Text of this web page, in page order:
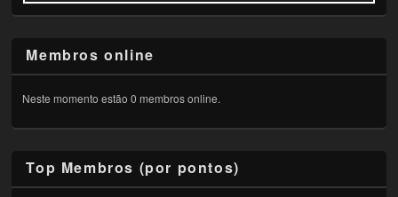
Membros online
Neste momento estão 0 membros online.
Top Membros (por pontos)